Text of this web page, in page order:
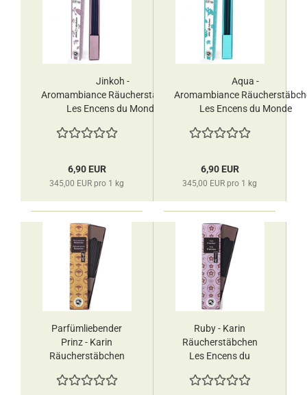
Jinkoh -
Aromambiance Räucherstäbchen
Les Encens du Monde
6,90 EUR
345,00 EUR pro 1 kg
Aqua -
Aromambiance
Les Encens du Monde
6,90 EUR
345,00 EUR pro 1 kg
Parfümliebender
Prinz - Karin
Räucherstäbchen
Monde
Ruby - Karin
Räucherstäbchen
Les Encens du